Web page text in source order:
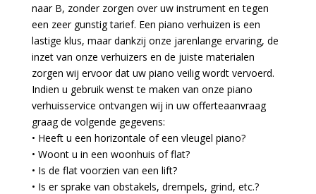
naar B, zonder zorgen over uw instrument en tegen
een zeer gunstig tarief. Een piano verhuizen is een
lastige klus, maar dankzij onze jarenlange ervaring, de
inzet van onze verhuizers en de juiste materialen
zorgen wij ervoor dat uw piano veilig wordt vervoerd.
Indien u gebruik wenst te maken van onze piano
verhuisservice ontvangen wij in uw offerteaanvraag
graag de volgende gegevens:
• Heeft u een horizontale of een vleugel piano?
• Woont u in een woonhuis of flat?
• Is de flat voorzien van een lift?
• Is er sprake van obstakels, drempels, grind, etc.?